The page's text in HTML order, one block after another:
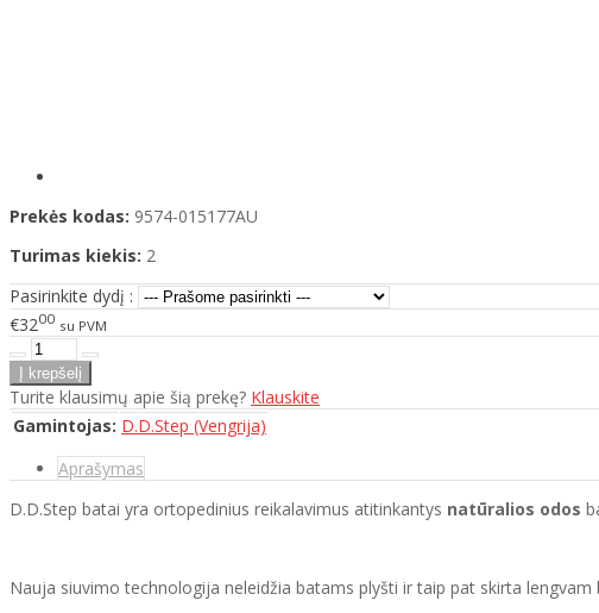
Prekės kodas: 9574-015177AU
Turimas kiekis: 2
Pasirinkite dydį :
€3200 su PVM
Turite klausimų apie šią prekę? Klauskite
Gamintojas: D.D.Step (Vengrija)
Aprašymas
D.D.Step batai yra ortopedinius reikalavimus atitinkantys natūralios odos
Nauja siuvimo technologija neleidžia batams plyšti ir taip pat skirta lengvam